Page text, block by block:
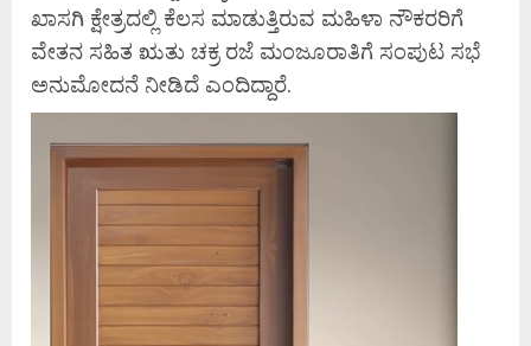
ಖಾಸಗಿ ಕ್ಷೇತ್ರದಲ್ಲಿ ಕೆಲಸ ಮಾಡುತ್ತಿರುವ ಮಹಿಳಾ ನೌಕರರಿಗೆ
ವೇತನ ಸಹಿತ ಋತು ಚಕ್ರ ರಜೆ ಮಂಜೂರಾತಿಗೆ ಸಂಪುಟ ಸಭೆ
ಅನುಮೋದನೆ ನೀಡಿದೆ ಎಂದಿದ್ದಾರೆ.